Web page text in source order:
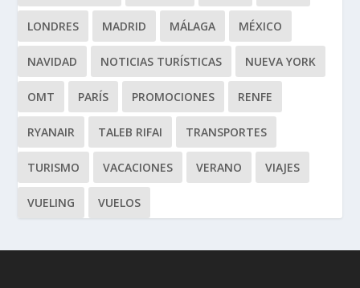
LONDRES MADRID MÁLAGA MÉXICO
NAVIDAD NOTICIAS TURÍSTICAS NUEVA YORK
OMT PARÍS PROMOCIONES RENFE
RYANAIR TALEB RIFAI TRANSPORTES
TURISMO VACACIONES VERANO VIAJES
VUELING VUELOS